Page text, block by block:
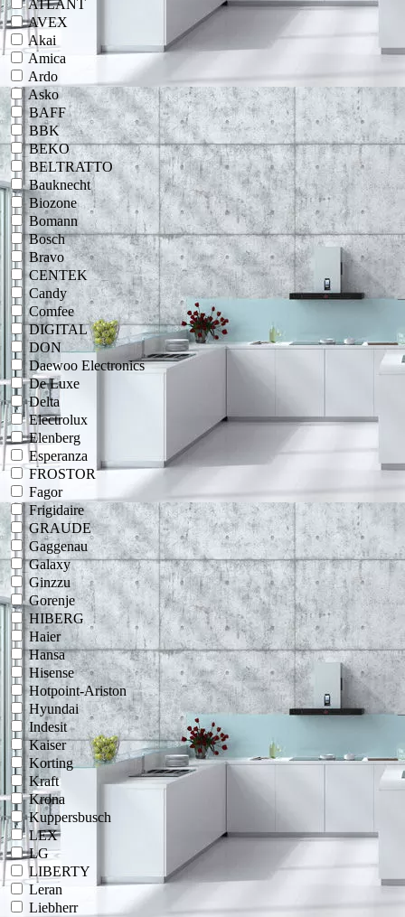
ATLANT
AVEX
Akai
Amica
Ardo
Asko
BAFF
BBK
BEKO
BELTRATTO
Bauknecht
Biozone
Bomann
Bosch
Bravo
CENTEK
Candy
Comfee
DIGITAL
DON
Daewoo Electronics
De Luxe
Delta
Electrolux
Elenberg
Esperanza
FROSTOR
Fagor
Frigidaire
GRAUDE
Gaggenau
Galaxy
Ginzzu
Gorenje
HIBERG
Haier
Hansa
Hisense
Hotpoint-Ariston
Hyundai
Indesit
Kaiser
Korting
Kraft
Krona
Kuppersbusch
LEX
LG
LIBERTY
Leran
Liebherr